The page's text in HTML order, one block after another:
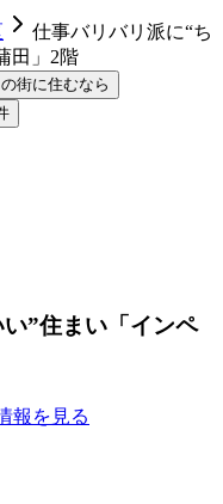
仕事バリバリ派に“ち
田」2階
街に住むなら
”住まい「インペ
報を見る